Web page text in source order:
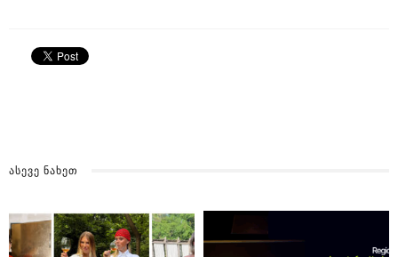
ᲐᲡᲔᲕᲔ ᲜᲐᲮᲔᲗ